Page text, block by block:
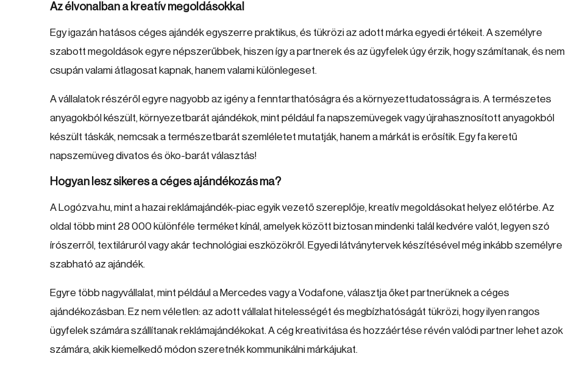
Az élvonalban a kreatív megoldásokkal
Egy igazán hatásos céges ajándék egyszerre praktikus, és tükrözi az adott márka egyedi értékeit. A személyre
szabott megoldások egyre népszerűbbek, hiszen így a partnerek és az ügyfelek úgy érzik, hogy számítanak, és nem
csupán valami átlagosat kapnak, hanem valami különlegeset.
A vállalatok részéről egyre nagyobb az igény a fenntarthatóságra és a környezettudatosságra is. A természetes
anyagokból készült, környezetbarát ajándékok, mint például fa napszemüvegek vagy újrahasznosított anyagokból
készült táskák, nemcsak a természetbarát szemléletet mutatják, hanem a márkát is erősítik. Egy fa keretű
napszemüveg divatos és öko-barát választás!
Hogyan lesz sikeres a céges ajándékozás ma?
A Logózva.hu, mint a hazai reklámajándék-piac egyik vezető szereplője, kreatív megoldásokat helyez előtérbe. Az
oldal több mint 28 000 különféle terméket kínál, amelyek között biztosan mindenki talál kedvére valót, legyen szó
írószerről, textiláruról vagy akár technológiai eszközökről. Egyedi látványtervek készítésével még inkább személyre
szabható az ajándék.
Egyre több nagyvállalat, mint például a Mercedes vagy a Vodafone, választja őket partnerüknek a céges
ajándékozásban. Ez nem véletlen: az adott vállalat hitelességét és megbízhatóságát tükrözi, hogy ilyen rangos
ügyfelek számára szállítanak reklámajándékokat. A cég kreativitása és hozzáértése révén valódi partner lehet azok
számára, akik kiemelkedő módon szeretnék kommunikálni márkájukat.